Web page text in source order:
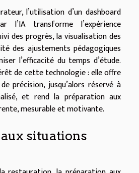
l’utilisation d’un dashboard
l’IA transforme l’expérience
des progrès, la visualisation des
des ajustements pédagogiques
l’efficacité du temps d’étude.
de cette technologie : elle offre
précision, jusqu’alors réservé à
et rend la préparation aux
mesurable et motivante.
situations